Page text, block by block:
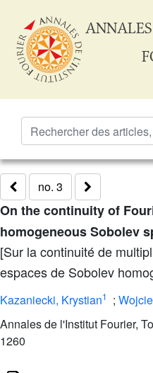
no. 3
On the continuity of
homogeneous Sobolev
[Sur la continuité de
espaces de Sobolev
Kazaniecki, Krystian1 ;
Annales de l'Institut Fourier,
1260